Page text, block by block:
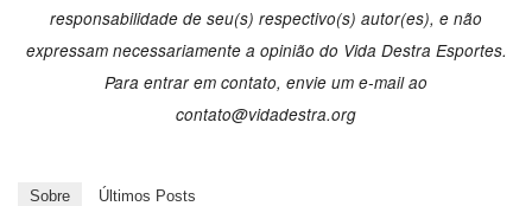
responsabilidade de seu(s) respectivo(s) autor(es), e não
expressam necessariamente a opinião do Vida Destra Esportes.
Para entrar em contato, envie um e-mail ao
contato@vidadestra.org
Sobre Últimos Posts